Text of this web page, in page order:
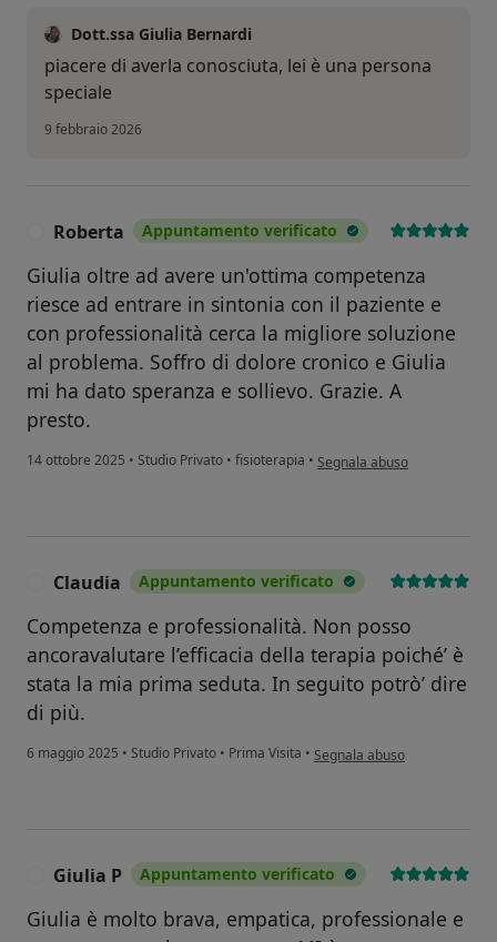
Dott.ssa Giulia Bernardi
piacere di averla conosciuta, lei è una persona
speciale
9 febbraio 2026
Roberta Appuntamento verificato
Giulia oltre ad avere un'ottima competenza
riesce ad entrare in sintonia con il paziente e
con professionalità cerca la migliore soluzione
al problema. Soffro di dolore cronico e Giulia
mi ha dato speranza e sollievo. Grazie. A
presto.
14 ottobre 2025 • Studio Privato • fisioterapia • secondo l'opinione
Segnala abuso
Claudia Appuntamento verificato
Competenza e professionalità. Non posso
ancoravalutare l’efficacia della terapia poiché’ è
stata la mia prima seduta. In seguito potrò’ dire
di più.
6 maggio 2025 • Studio Privato • Prima Visita • secondo l'opinione
Segnala abuso
Giulia P Appuntamento verificato
Giulia è molto brava, empatica, professionale e